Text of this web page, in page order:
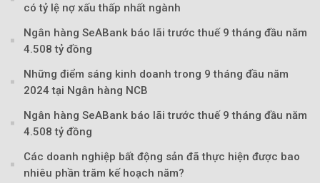
có tỷ lệ nợ xấu thấp nhất ngành
Ngân hàng SeABank báo lãi trước thuế 9 tháng đầu năm
4.508 tỷ đồng
Những điểm sáng kinh doanh trong 9 tháng đầu năm
2024 tại Ngân hàng NCB
Ngân hàng SeABank báo lãi trước thuế 9 tháng đầu năm
4.508 tỷ đồng
Các doanh nghiệp bất động sản đã thực hiện được bao
nhiêu phần trăm kế hoạch năm?